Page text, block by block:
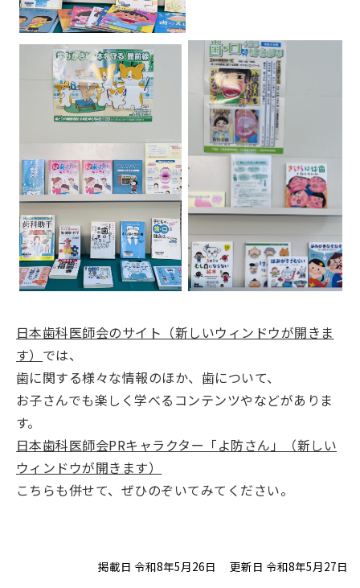
日本歯科医師会のサイト（新しいウィンドウが開きま
す） では、
歯に関する様々な情報のほか、歯について、
お子さんでも楽しく学べるコンテンツやなどがありま
す。
日本歯科医師会PRキャラクター「よ防さん」（新しい
ウィンドウが開きます）
こちらも併せて、ぜひのぞいてみてください。
掲載日 令和8年5月26日 更新日 令和8年5月27日